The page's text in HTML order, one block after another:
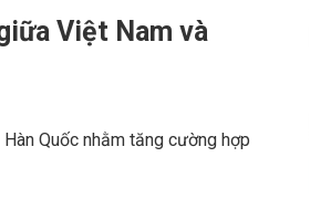
Việt Nam và
Quốc nhằm tăng cường hợp